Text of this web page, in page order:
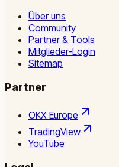
Über uns
Community
Partner & Tools
Mitglieder-Login
Sitemap
Partner
OKX Europe
TradingView
YouTube